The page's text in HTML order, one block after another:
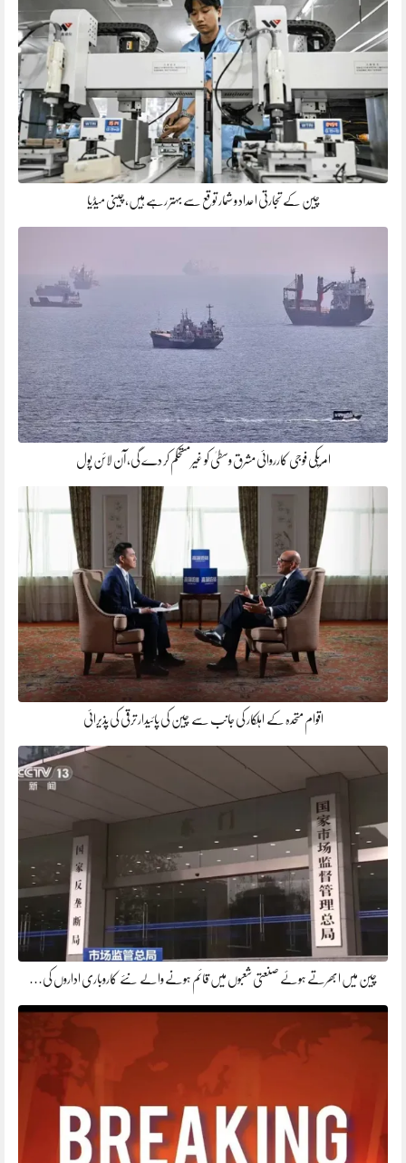
چین کے تجارتی اعداد و شمار توقع سے بہتر رہے ہیں، چینی میڈیا
امریکی فوجی کارروائی مشرق وسطیٰ کو غیر مستحکم کر دے گی، آن لائن پول
اقوام متحدہ کے اہلکار کی جانب سے چین کی پائیدار ترقی کی پذیرائی
چین میں ابھرتے ہوئے صنعتی شعبوں میں قائم ہونے والے نئے کاروباری اداروں کی…